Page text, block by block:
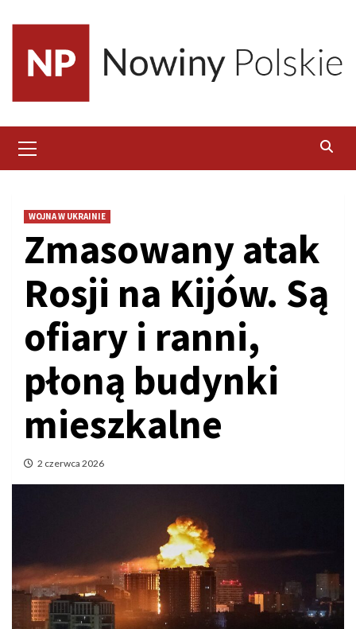
content
Menu
WOJNA W UKRAINIE
Zmasowany atak
Rosji na Kijów. Są
ofiary i ranni,
płoną budynki
mieszkalne
2 czerwca 2026